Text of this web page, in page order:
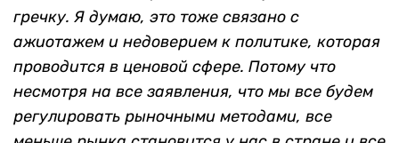
гречку. Я думаю, это тоже связано с
ажиотажем и недоверием к политике, которая
проводится в ценовой сфере. Потому что
несмотря на все заявления, что мы все будем
регулировать рыночными методами, все